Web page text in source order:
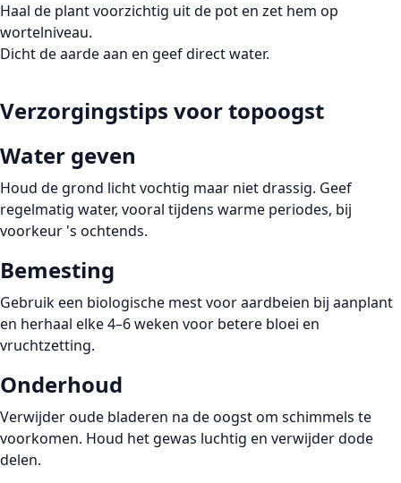
Haal de plant voorzichtig uit de pot en zet hem op
wortelniveau.
Dicht de aarde aan en geef direct water.
Verzorgingstips voor topoogst
Water geven
Houd de grond licht vochtig maar niet drassig. Geef
regelmatig water, vooral tijdens warme periodes, bij
voorkeur 's ochtends.
Bemesting
Gebruik een biologische mest voor aardbeien bij aanplant
en herhaal elke 4–6 weken voor betere bloei en
vruchtzetting.
Onderhoud
Verwijder oude bladeren na de oogst om schimmels te
voorkomen. Houd het gewas luchtig en verwijder dode
delen.